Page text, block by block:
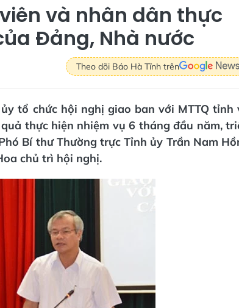
và nhân dân thực
Đảng, Nhà nước
Theo dõi Báo Hà Tĩnh trên
tổ chức hội nghị giao ban với MTTQ tỉnh
thực hiện nhiệm vụ 6 tháng đầu năm,
Bí thư Thường trực Tỉnh ủy Trần Nam
chủ trì hội nghị.